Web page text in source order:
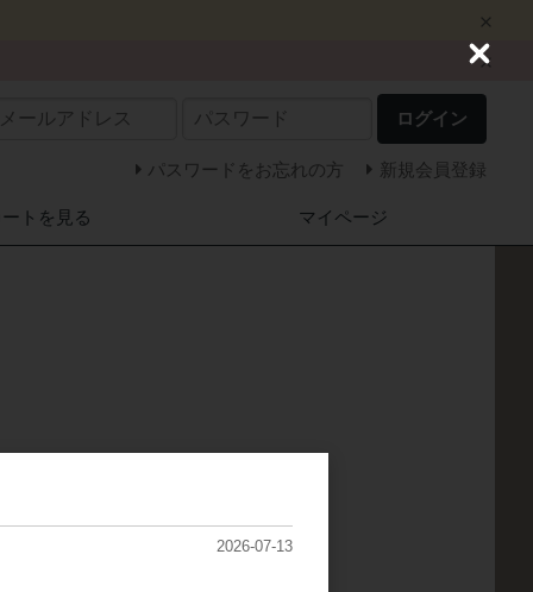
ログイン
パスワードをお忘れの方 新規会員登録
ートを見る マイページ
2026-07-13
C
e